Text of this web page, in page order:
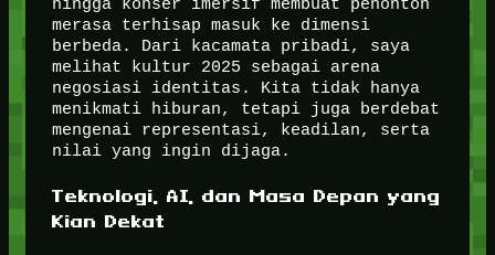
hingga konser imersif membuat penonton
merasa terhisap masuk ke dimensi
berbeda. Dari kacamata pribadi, saya
melihat kultur 2025 sebagai arena
negosiasi identitas. Kita tidak hanya
menikmati hiburan, tetapi juga berdebat
mengenai representasi, keadilan, serta
nilai yang ingin dijaga.
Teknologi, AI, dan Masa Depan yang
Kian Dekat